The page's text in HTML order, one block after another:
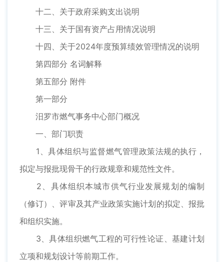
十二、关于政府采购支出说明
十三、关于国有资产占用情况说明
十四、关于2024年度预算绩效管理情况的说明
第四部分 名词解释
第五部分 附件
第一部分
汨罗市燃气事务中心部门概况
一、部门职责
1、具体组织与监督燃气管理政策法规的执行，
拟定与报批现骨干的行政规章和规范性文件。
2、具体组织本城市供气行业发展规划的编制
（修订）、评审及其产业政策实施计划的拟定、报批
和组织实施。
3、具体组织燃气工程的可行性论证、基建计划
立项和规划设计等前期工作。